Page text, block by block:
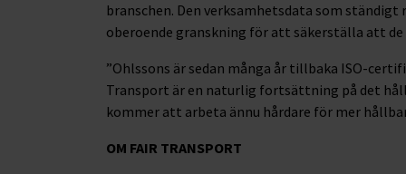
branschen. Den verksamhetsdata som
oberoende granskning för att säkerställa att
”Ohlssons är sedan många år tillbaka ISO-
Transport är en naturlig fortsättning på det
kommer att arbeta ännu hårdare för mer
OM FAIR TRANSPORT